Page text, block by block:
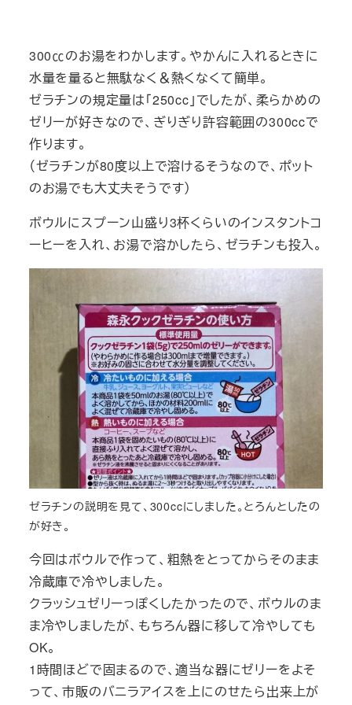
300㏄のお湯をわかします。やかんに入れるときに
水量を量ると無駄なく＆熱くなくて簡単。
ゼラチンの規定量は「250cc」でしたが、柔らかめの
ゼリーが好きなので、ぎりぎり許容範囲の300ccで
作ります。
（ゼラチンが80度以上で溶けるそうなので、ポット
のお湯でも大丈夫そうです）
ボウルにスプーン山盛り3杯くらいのインスタントコ
ーヒーを入れ、お湯で溶かしたら、ゼラチンも投入。
ゼラチンの説明を見て、300ccにしました。とろんとしたの
が好き。
今回はボウルで作って、粗熱をとってからそのまま
冷蔵庫で冷やしました。
クラッシュゼリーっぽくしたかったので、ボウルのま
ま冷やしましたが、もちろん器に移して冷やしても
OK。
1時間ほどで固まるので、適当な器にゼリーをよそ
って、市販のバニラアイスを上にのせたら出来上が